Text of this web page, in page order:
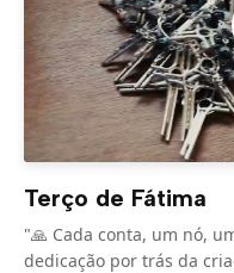
Terço de Fátima
"🙏 Cada conta, um nó,
dedicação por trás da